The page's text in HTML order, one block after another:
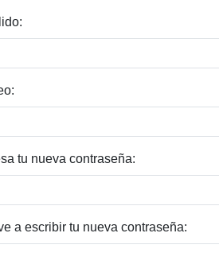
tu nueva contraseña:
a escribir tu nueva contraseña: